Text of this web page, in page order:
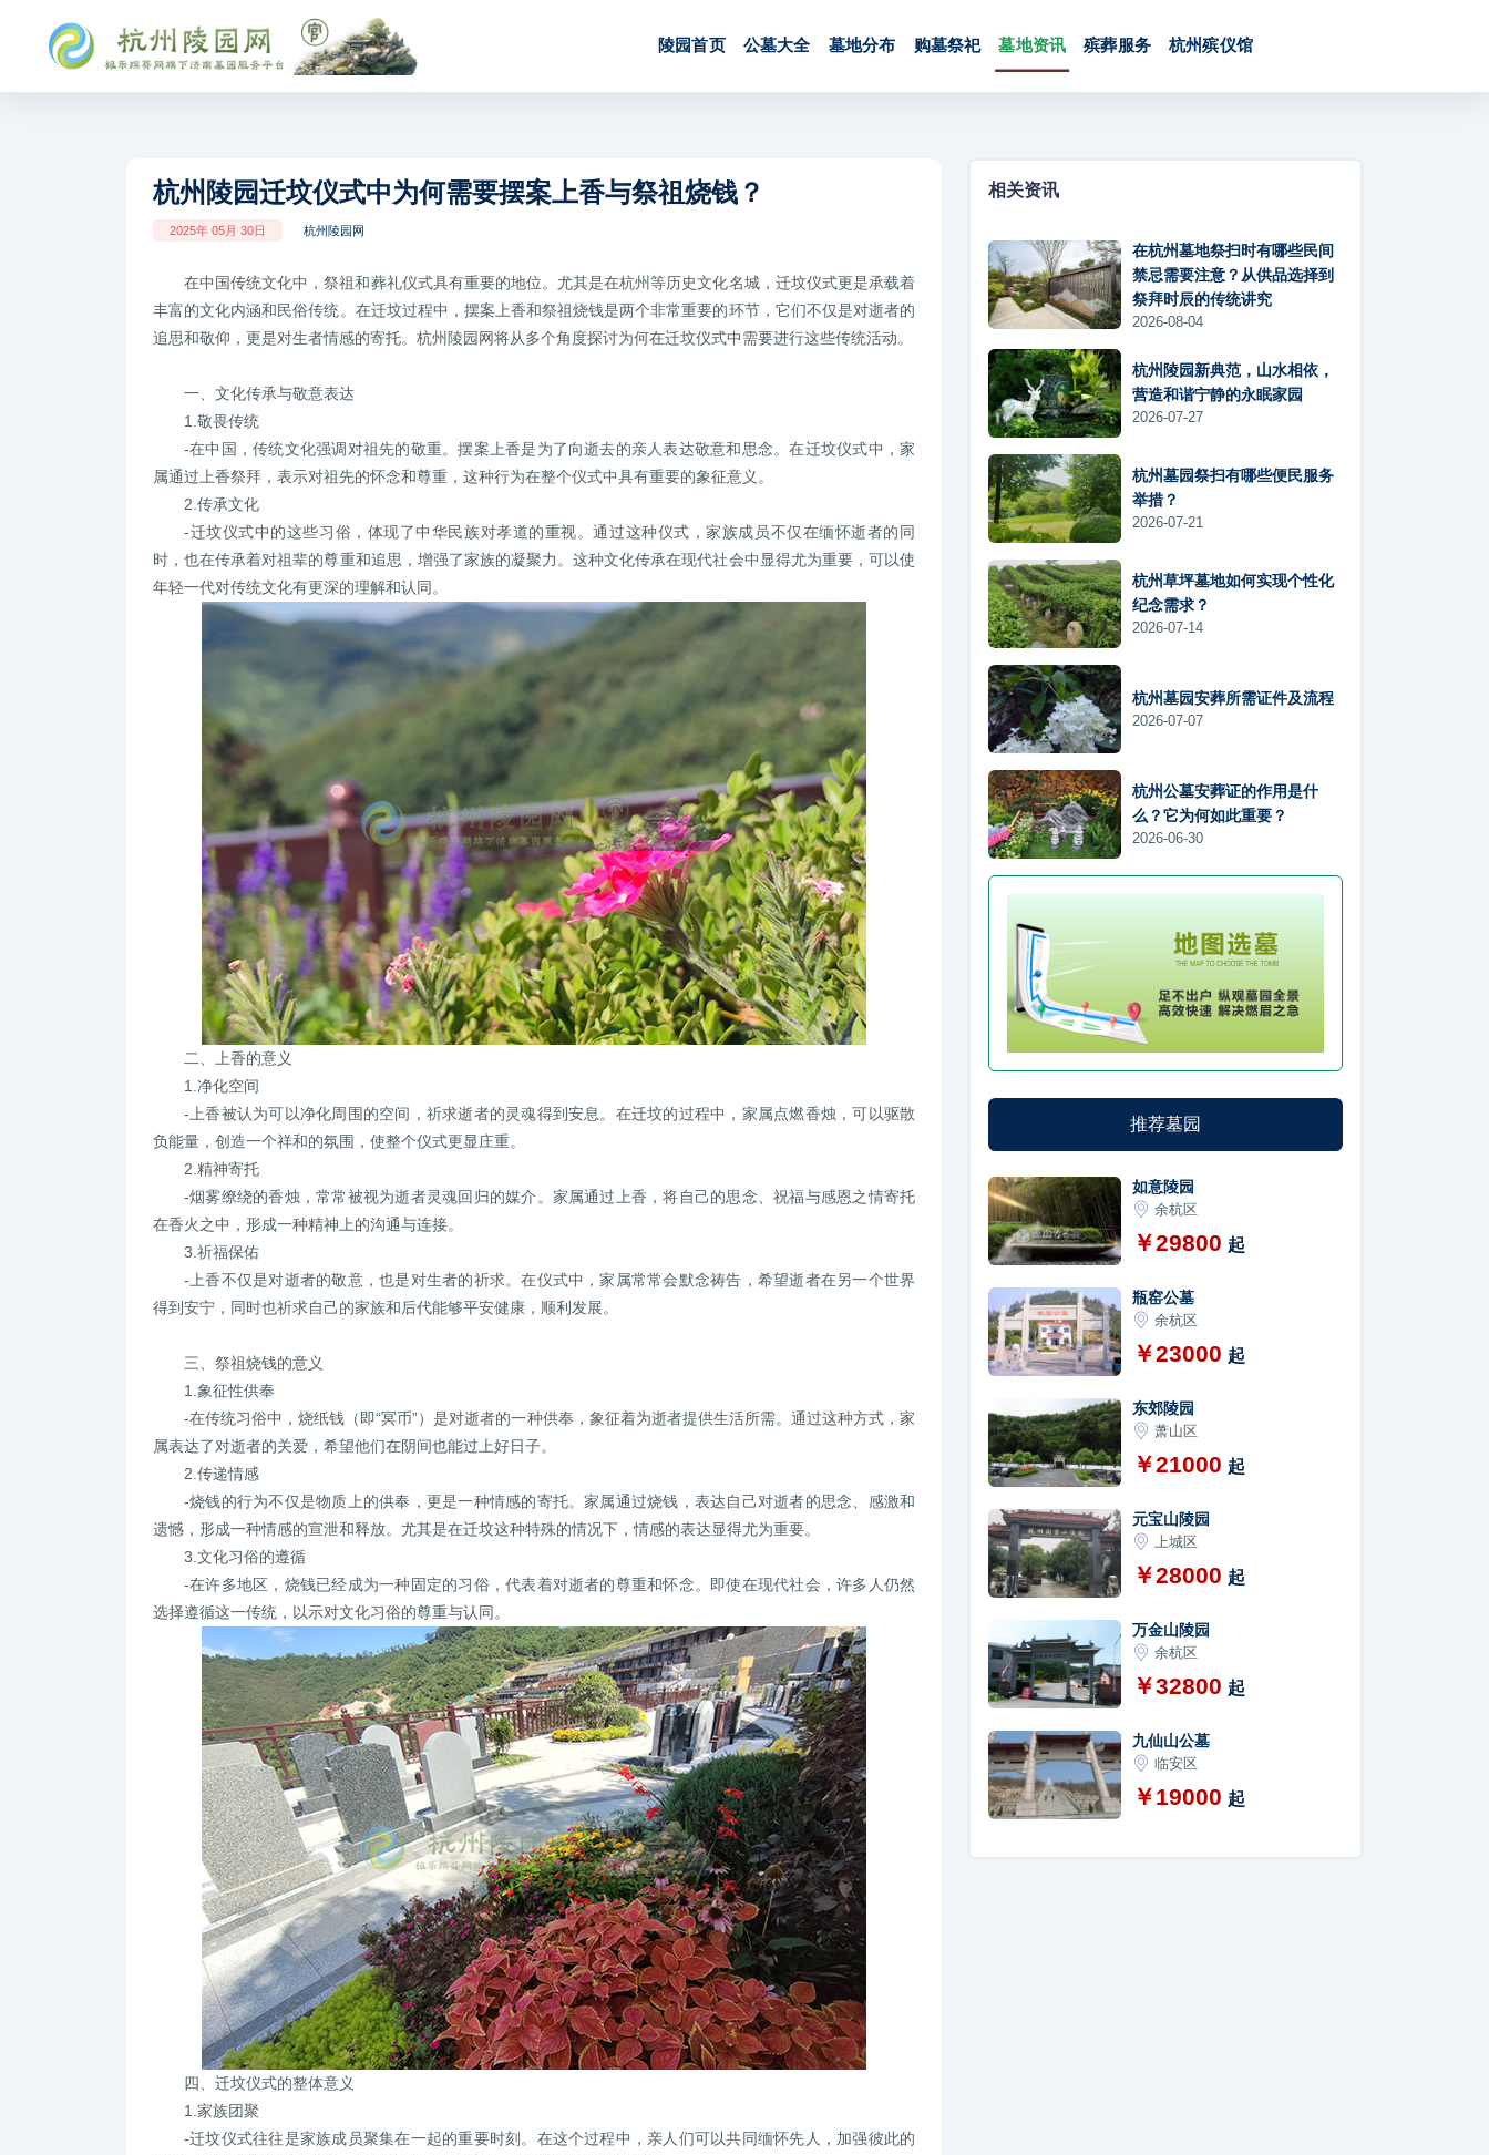
陵园首页 公墓大全 墓地分布 购墓祭祀 墓地资讯 殡葬服务 杭州殡仪馆
杭州陵园迁坟仪式中为何需要摆案上香与祭祖烧钱？
2025年 05月 30日 杭州陵园网
在中国传统文化中，祭祖和葬礼仪式具有重要的地位。尤其是在杭州等历史文化名城，迁坟仪式更是承载着
丰富的文化内涵和民俗传统。在迁坟过程中，摆案上香和祭祖烧钱是两个非常重要的环节，它们不仅是对逝者的
追思和敬仰，更是对生者情感的寄托。杭州陵园网将从多个角度探讨为何在迁坟仪式中需要进行这些传统活动。
一、文化传承与敬意表达
1.敬畏传统
-在中国，传统文化强调对祖先的敬重。摆案上香是为了向逝去的亲人表达敬意和思念。在迁坟仪式中，家
属通过上香祭拜，表示对祖先的怀念和尊重，这种行为在整个仪式中具有重要的象征意义。
2.传承文化
-迁坟仪式中的这些习俗，体现了中华民族对孝道的重视。通过这种仪式，家族成员不仅在缅怀逝者的同
时，也在传承着对祖辈的尊重和追思，增强了家族的凝聚力。这种文化传承在现代社会中显得尤为重要，可以使
年轻一代对传统文化有更深的理解和认同。
二、上香的意义
1.净化空间
-上香被认为可以净化周围的空间，祈求逝者的灵魂得到安息。在迁坟的过程中，家属点燃香烛，可以驱散
负能量，创造一个祥和的氛围，使整个仪式更显庄重。
2.精神寄托
-烟雾缭绕的香烛，常常被视为逝者灵魂回归的媒介。家属通过上香，将自己的思念、祝福与感恩之情寄托
在香火之中，形成一种精神上的沟通与连接。
3.祈福保佑
-上香不仅是对逝者的敬意，也是对生者的祈求。在仪式中，家属常常会默念祷告，希望逝者在另一个世界
得到安宁，同时也祈求自己的家族和后代能够平安健康，顺利发展。
三、祭祖烧钱的意义
1.象征性供奉
-在传统习俗中，烧纸钱（即“冥币”）是对逝者的一种供奉，象征着为逝者提供生活所需。通过这种方式，家
属表达了对逝者的关爱，希望他们在阴间也能过上好日子。
2.传递情感
-烧钱的行为不仅是物质上的供奉，更是一种情感的寄托。家属通过烧钱，表达自己对逝者的思念、感激和
遗憾，形成一种情感的宣泄和释放。尤其是在迁坟这种特殊的情况下，情感的表达显得尤为重要。
3.文化习俗的遵循
-在许多地区，烧钱已经成为一种固定的习俗，代表着对逝者的尊重和怀念。即使在现代社会，许多人仍然
选择遵循这一传统，以示对文化习俗的尊重与认同。
四、迁坟仪式的整体意义
1.家族团聚
-迁坟仪式往往是家族成员聚集在一起的重要时刻。在这个过程中，亲人们可以共同缅怀先人，加强彼此的
相关资讯
在杭州墓地祭扫时有哪些民间
禁忌需要注意？从供品选择到
祭拜时辰的传统讲究
2026-08-04
杭州陵园新典范，山水相依，
营造和谐宁静的永眠家园
2026-07-27
杭州墓园祭扫有哪些便民服务
举措？
2026-07-21
杭州草坪墓地如何实现个性化
纪念需求？
2026-07-14
杭州墓园安葬所需证件及流程
2026-07-07
杭州公墓安葬证的作用是什
么？它为何如此重要？
2026-06-30
推荐墓园
如意陵园
余杭区
￥29800 起
瓶窑公墓
余杭区
￥23000 起
东郊陵园
萧山区
￥21000 起
元宝山陵园
上城区
￥28000 起
万金山陵园
余杭区
￥32800 起
九仙山公墓
临安区
￥19000 起